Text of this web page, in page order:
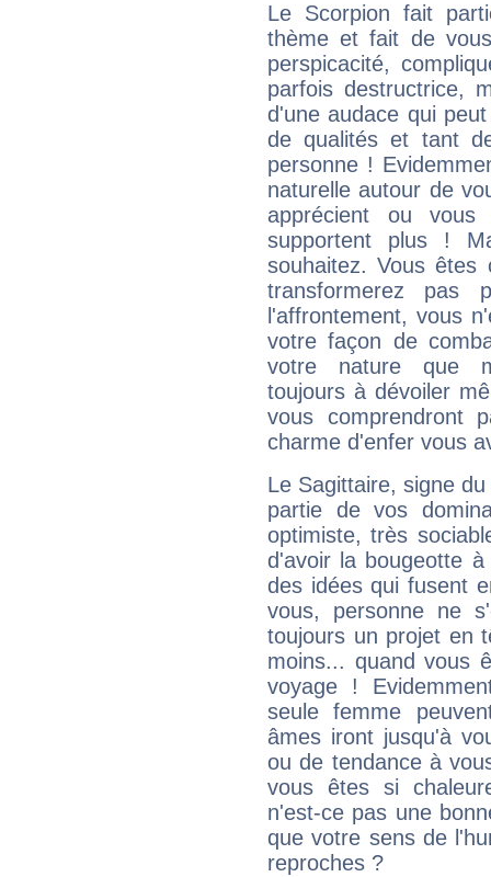
Le Scorpion fait
thème et fait de
perspicacité,
parfois destructrice,
d'une audace qui
de qualités et tant
personne !
naturelle autour de
apprécient ou
supportent plus !
souhaitez. Vous
transformerez pas
l'affrontement, vous
votre façon de
votre nature que
toujours à dévoiler
vous comprendront
charme d'enfer vous
Le Sagittaire, signe
partie de vos
optimiste, très
d'avoir la bougeotte
des idées qui fusent
vous, personne ne
toujours un projet en
moins... quand vous
voyage !
seule femme
âmes iront jusqu'à
ou de tendance à
vous êtes si
n'est-ce pas une
que votre sens de
reproches ?